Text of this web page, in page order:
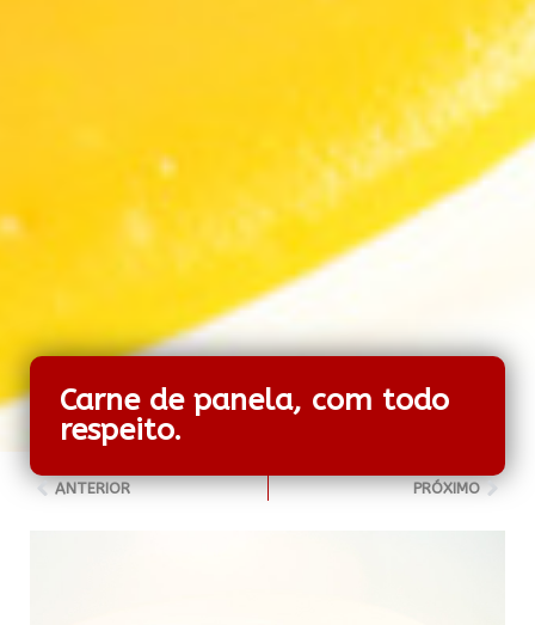
Carne de panela, com todo
respeito.
ANTERIOR PRÓXIMO